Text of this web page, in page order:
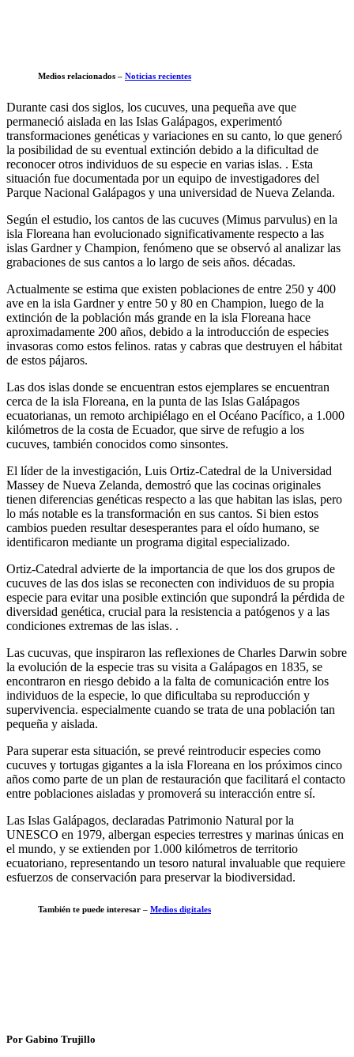
Medios relacionados – Noticias recientes
Durante casi dos siglos, los cucuves, una pequeña ave que
permaneció aislada en las Islas Galápagos, experimentó
transformaciones genéticas y variaciones en su canto, lo que generó
la posibilidad de su eventual extinción debido a la dificultad de
reconocer otros individuos de su especie en varias islas. . Esta
situación fue documentada por un equipo de investigadores del
Parque Nacional Galápagos y una universidad de Nueva Zelanda.
Según el estudio, los cantos de las cucuves (Mimus parvulus) en la
isla Floreana han evolucionado significativamente respecto a las
islas Gardner y Champion, fenómeno que se observó al analizar las
grabaciones de sus cantos a lo largo de seis años. décadas.
Actualmente se estima que existen poblaciones de entre 250 y 400
ave en la isla Gardner y entre 50 y 80 en Champion, luego de la
extinción de la población más grande en la isla Floreana hace
aproximadamente 200 años, debido a la introducción de especies
invasoras como estos felinos. ratas y cabras que destruyen el hábitat
de estos pájaros.
Las dos islas donde se encuentran estos ejemplares se encuentran
cerca de la isla Floreana, en la punta de las Islas Galápagos
ecuatorianas, un remoto archipiélago en el Océano Pacífico, a 1.000
kilómetros de la costa de Ecuador, que sirve de refugio a los
cucuves, también conocidos como sinsontes.
El líder de la investigación, Luis Ortiz-Catedral de la Universidad
Massey de Nueva Zelanda, demostró que las cocinas originales
tienen diferencias genéticas respecto a las que habitan las islas, pero
lo más notable es la transformación en sus cantos. Si bien estos
cambios pueden resultar desesperantes para el oído humano, se
identificaron mediante un programa digital especializado.
Ortiz-Catedral advierte de la importancia de que los dos grupos de
cucuves de las dos islas se reconecten con individuos de su propia
especie para evitar una posible extinción que supondrá la pérdida de
diversidad genética, crucial para la resistencia a patógenos y a las
condiciones extremas de las islas. .
Las cucuvas, que inspiraron las reflexiones de Charles Darwin sobre
la evolución de la especie tras su visita a Galápagos en 1835, se
encontraron en riesgo debido a la falta de comunicación entre los
individuos de la especie, lo que dificultaba su reproducción y
supervivencia. especialmente cuando se trata de una población tan
pequeña y aislada.
Para superar esta situación, se prevé reintroducir especies como
cucuves y tortugas gigantes a la isla Floreana en los próximos cinco
años como parte de un plan de restauración que facilitará el contacto
entre poblaciones aisladas y promoverá su interacción entre sí.
Las Islas Galápagos, declaradas Patrimonio Natural por la
UNESCO en 1979, albergan especies terrestres y marinas únicas en
el mundo, y se extienden por 1.000 kilómetros de territorio
ecuatoriano, representando un tesoro natural invaluable que requiere
esfuerzos de conservación para preservar la biodiversidad.
También te puede interesar – Medios digitales
Por Gabino Trujillo